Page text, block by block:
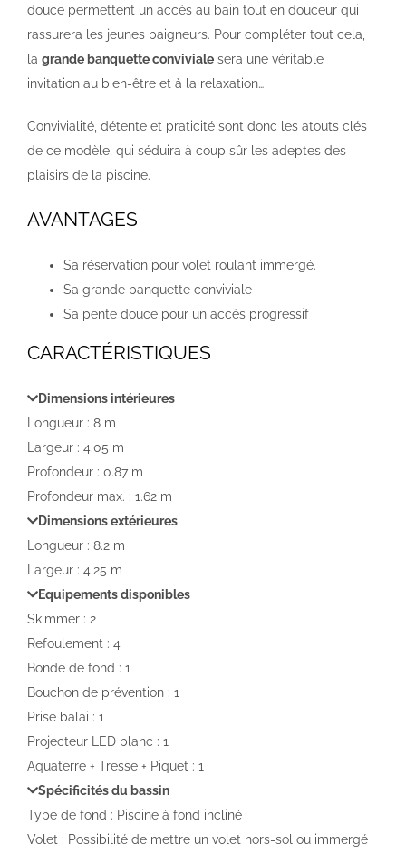
douce permettent un accès au bain tout en douceur qui
rassurera les jeunes baigneurs. Pour compléter tout cela,
la grande banquette conviviale sera une véritable
invitation au bien-être et à la relaxation…
Convivialité, détente et praticité sont donc les atouts clés
de ce modèle, qui séduira à coup sûr les adeptes des
plaisirs de la piscine.
AVANTAGES
Sa réservation pour volet roulant immergé.
Sa grande banquette conviviale
Sa pente douce pour un accès progressif
CARACTÉRISTIQUES
Dimensions intérieures
Longueur : 8 m
Largeur : 4.05 m
Profondeur : 0.87 m
Profondeur max. : 1.62 m
Dimensions extérieures
Longueur : 8.2 m
Largeur : 4.25 m
Equipements disponibles
Skimmer : 2
Refoulement : 4
Bonde de fond : 1
Bouchon de prévention : 1
Prise balai : 1
Projecteur LED blanc : 1
Aquaterre + Tresse + Piquet : 1
Spécificités du bassin
Type de fond : Piscine à fond incliné
Volet : Possibilité de mettre un volet hors-sol ou immergé